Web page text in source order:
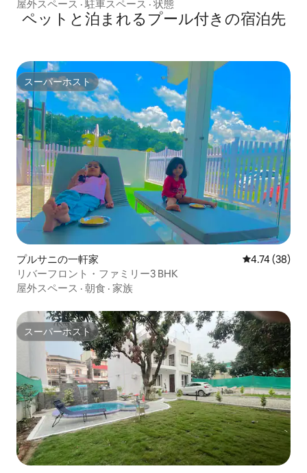
ーム
屋外スペース ·駐車スペース · 状態
ペットと泊まれるプール付きの宿泊先
スーパーホスト
スーパーホスト
プルサニの一軒家 レビュー38
4.74 (38)
リバーフロント・ファミリー3 BHK
屋外スペース · 朝食 · 家族
スーパーホスト
スーパーホスト